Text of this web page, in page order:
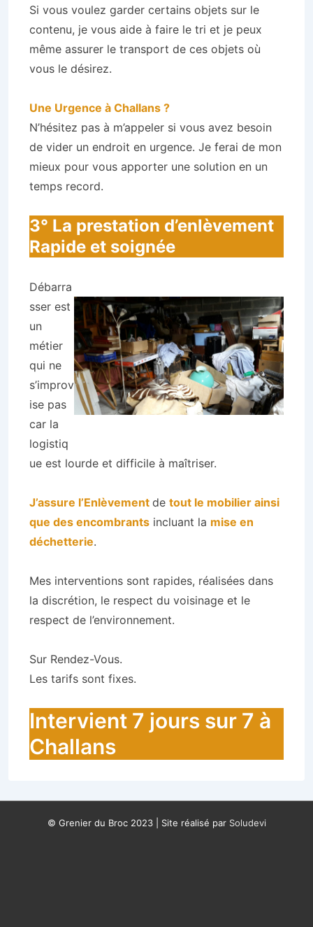
Si vous voulez garder certains objets sur le
contenu, je vous aide à faire le tri et je peux
même assurer le transport de ces objets où
vous le désirez.
Une Urgence à Challans ?
N’hésitez pas à m’appeler si vous avez besoin
de vider un endroit en urgence. Je ferai de mon
mieux pour vous apporter une solution en un
temps record.
3° La prestation d’enlèvement
Rapide et soignée
Débarra
sser est
un
métier
qui ne
s’improv
ise pas
car la
logistiq
ue est lourde et difficile à maîtriser.
J’assure l’Enlèvement de tout le mobilier ainsi
que des encombrants incluant la mise en
déchetterie.
Mes interventions sont rapides, réalisées dans
la discrétion, le respect du voisinage et le
respect de l’environnement.
Sur Rendez-Vous.
Les tarifs sont fixes.
Intervient 7 jours sur 7 à
Challans
© Grenier du Broc 2023 | Site réalisé par Soludevi